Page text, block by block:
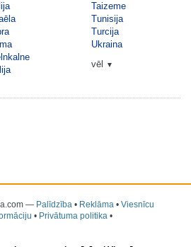
Taizeme
Tunisija
Turcija
Ukraina
vēl
▼
— Palīdzība • Reklāma • Viesnīcu
• Privātuma politika •